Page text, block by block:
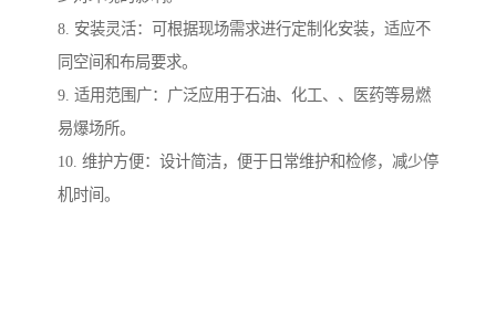
8. 安装灵活：可根据现场需求进行定制化安装，适应不
同空间和布局要求。
9. 适用范围广：广泛应用于石油、化工、、医药等易燃
易爆场所。
10. 维护方便：设计简洁，便于日常维护和检修，减少停
机时间。